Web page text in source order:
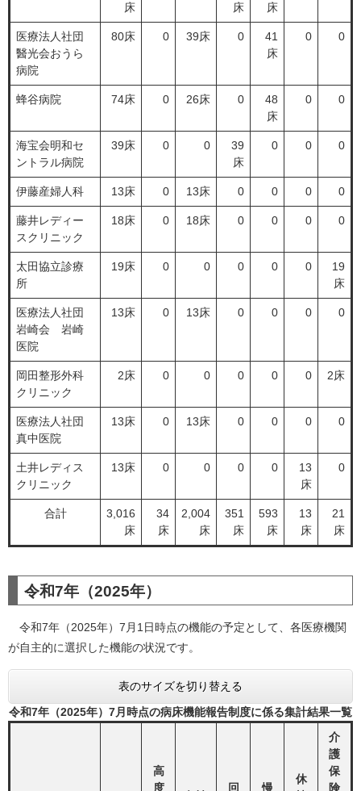
床
床
床
医療法人社団
醫光会おうら
病院
80床 0 39床 0
41
床
0 0
蜂谷病院 74床 0 26床 0
48
床
0 0
海宝会明和セ
ントラル病院
39床 0 0
39
床
0 0 0
伊藤産婦人科 13床 0 13床 0 0 0 0
藤井レディー
スクリニック
18床 0 18床 0 0 0 0
太田協立診療
所
19床 0 0 0 0 0
19
床
医療法人社団
岩崎会 岩崎
医院
13床 0 13床 0 0 0 0
岡田整形外科
クリニック
2床 0 0 0 0 0 2床
医療法人社団
真中医院
13床 0 13床 0 0 0 0
土井レディス
クリニック
13床 0 0 0 0
13
床
0
合計
3,016
床
34
床
2,004
床
351
床
593
床
13
床
21
床
令和7年（2025年）
令和7年（2025年）7月1日時点の機能の予定として、各医療機関
が自主的に選択した機能の状況です。
表のサイズを切り替える
令和7年（2025年）7月時点の病床機能報告制度に係る集計結果一覧
高
度
回 慢
休
介
護
保
険